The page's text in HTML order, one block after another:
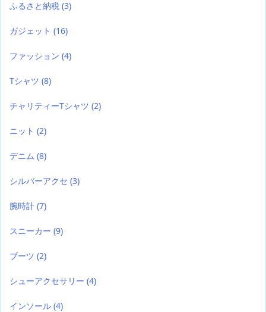
ふるさと納税 (3)
ガジェット (16)
ファッション (4)
Tシャツ (8)
チャリティーTシャツ (2)
ニット (2)
デニム (8)
シルバーアクセ (3)
腕時計 (7)
スニーカー (9)
ブーツ (2)
シューアクセサリー (4)
インソール (4)